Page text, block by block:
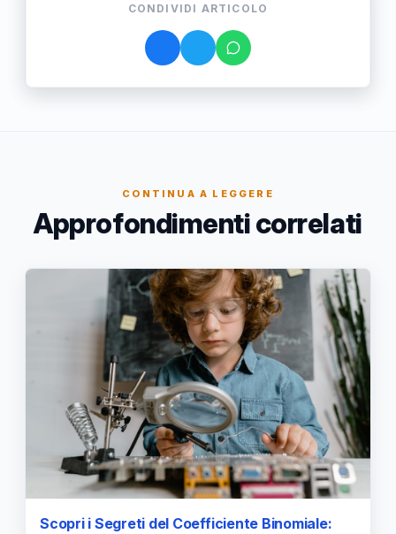
CONDIVIDI ARTICOLO
CONTINUA A LEGGERE
Approfondimenti correlati
Scopri i Segreti del Coefficiente Binomiale: